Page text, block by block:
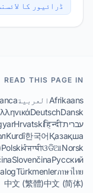
ڈرائیور کا
READ THIS PAGE IN
Afrikaans العربية
Dansk
Deutsch
עבריתहिन्दी
Hrvatski
Қазақша
한국어
Kurdî
Norsk
ଓଡିଆ
ਪੰਜਾਬੀ
Polski
Русский
Slovenčina
ภาษาไทย
Türkmenler
中文 (简体)
中文 (繁體)